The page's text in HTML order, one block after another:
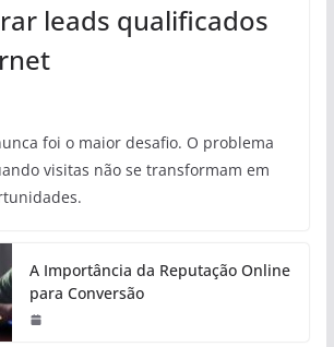
leads qualificados
foi o maior desafio. O problema
visitas não se transformam em
A Importância da Reputação Online
para Conversão